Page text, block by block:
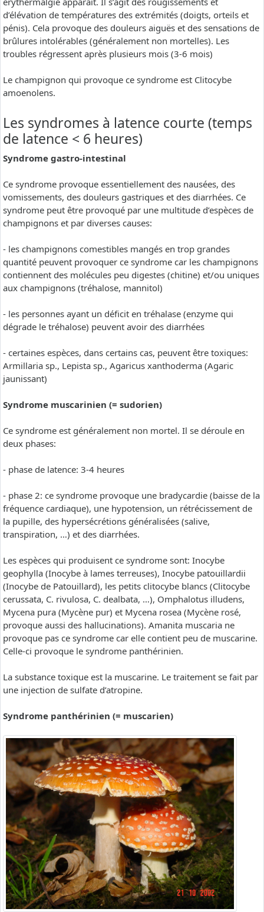
d’élévation de températures des extrémités (doigts, orteils et
pénis). Cela provoque des douleurs aiguës et des sensations de
brûlures intolérables (généralement non mortelles). Les
troubles régressent après plusieurs mois (3-6 mois)
Le champignon qui provoque ce syndrome est Clitocybe
amoenolens.
Les syndromes à latence courte (temps
de latence < 6 heures)
Syndrome gastro-intestinal
Ce syndrome provoque essentiellement des nausées, des
vomissements, des douleurs gastriques et des diarrhées. Ce
syndrome peut être provoqué par une multitude d’espèces de
champignons et par diverses causes:
- les champignons comestibles mangés en trop grandes
quantité peuvent provoquer ce syndrome car les champignons
contiennent des molécules peu digestes (chitine) et/ou uniques
aux champignons (tréhalose, mannitol)
- les personnes ayant un déficit en tréhalase (enzyme qui
dégrade le tréhalose) peuvent avoir des diarrhées
- certaines espèces, dans certains cas, peuvent être toxiques:
Armillaria sp., Lepista sp., Agaricus xanthoderma (Agaric
jaunissant)
Syndrome muscarinien (= sudorien)
Ce syndrome est généralement non mortel. Il se déroule en
deux phases:
- phase de latence: 3-4 heures
- phase 2: ce syndrome provoque une bradycardie (baisse de la
fréquence cardiaque), une hypotension, un rétrécissement de
la pupille, des hypersécrétions généralisées (salive,
transpiration, …) et des diarrhées.
Les espèces qui produisent ce syndrome sont: Inocybe
geophylla (Inocybe à lames terreuses), Inocybe patouillardii
(Inocybe de Patouillard), les petits clitocybe blancs (Clitocybe
cerussata, C. rivulosa, C. dealbata, …), Omphalotus illudens,
Mycena pura (Mycène pur) et Mycena rosea (Mycène rosé,
provoque aussi des hallucinations). Amanita muscaria ne
provoque pas ce syndrome car elle contient peu de muscarine.
Celle-ci provoque le syndrome panthérinien.
La substance toxique est la muscarine. Le traitement se fait par
une injection de sulfate d’atropine.
Syndrome panthérinien (= muscarien)